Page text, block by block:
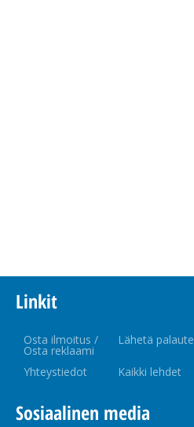
Linkit
Osta ilmoitus /
Osta reklaami
Lähetä palaute
Yhteystiedot Kaikki lehdet
Sosiaalinen media